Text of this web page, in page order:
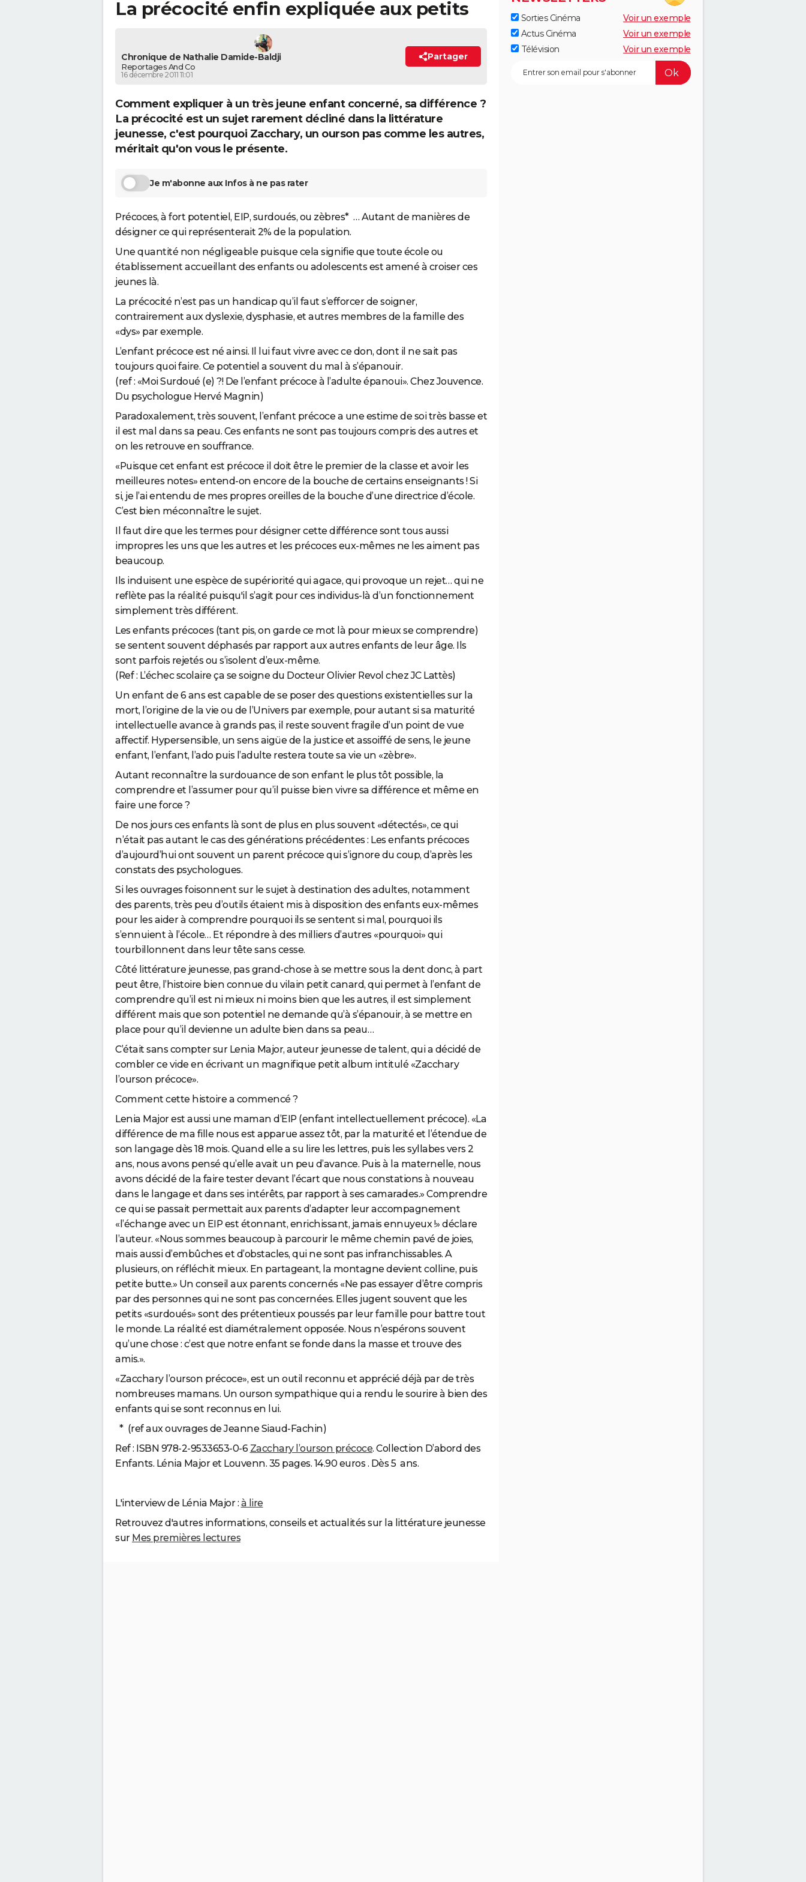
La précocité enfin expliquée aux petits
Chronique de Nathalie Damide-Baldji
Reportages And Co
16 décembre 2011 11:01
Partager
Comment expliquer à un très jeune enfant concerné, sa différence ?
La précocité est un sujet rarement décliné dans la littérature
jeunesse, c'est pourquoi Zacchary, un ourson pas comme les autres,
méritait qu'on vous le présente.
Je m'abonne aux Infos à ne pas rater
Précoces, à fort potentiel, EIP, surdoués, ou zèbres* … Autant de manières de
désigner ce qui représenterait 2% de la population.
Une quantité non négligeable puisque cela signifie que toute école ou
établissement accueillant des enfants ou adolescents est amené à croiser ces
jeunes là.
La précocité n’est pas un handicap qu’il faut s’efforcer de soigner,
contrairement aux dyslexie, dysphasie, et autres membres de la famille des
«dys» par exemple.
L’enfant précoce est né ainsi. Il lui faut vivre avec ce don, dont il ne sait pas
toujoursquoi faire. Ce potentiel a souvent du mal à s’épanouir.
(ref : «Moi Surdoué (e) ?! De l’enfant précoce à l’adulte épanoui». Chez Jouvence.
Du psychologue Hervé Magnin)
Paradoxalement, très souvent, l’enfant précoce a une estime de soi très basse et
il est mal dans sa peau. Ces enfants ne sont pas toujours compris des autreset
on les retrouve en souffrance.
«Puisque cet enfant est précoce il doit être le premier de la classe et avoir les
meilleures notes» entend-on encore de la bouche de certains enseignants ! Si
si, je l’ai entendu de mes propres oreilles de la bouche d’une directrice d’école.
C’est bien méconnaître le sujet.
Il faut dire que les termes pour désigner cette différence sont tous aussi
impropres les uns que les autreset les précoces eux-mêmes ne les aiment pas
beaucoup.
Ils induisent une espèce de supériorité qui agace, qui provoque un rejet… qui ne
reflète pas la réalité puisqu'il s’agit pour ces individus-là d’un fonctionnement
simplement très différent.
Les enfants précoces (tant pis, on garde ce mot là pour mieux se comprendre)
se sentent souvent déphasés par rapport aux autres enfants de leur âge. Ils
sont parfois rejetés ou s’isolent d’eux-même.
(Ref : L’échec scolaire ça se soigne du Docteur Olivier Revol chez JC Lattès)
Un enfant de 6 ans est capable de se poser des questions existentielles sur la
mort, l’origine de la vie ou de l’Univers par exemple, pour autant si sa maturité
intellectuelle avance à grands pas, il reste souvent fragile d’un point de vue
affectif. Hypersensible, un sens aigüe de la justice et assoiffé de sens, le jeune
enfant, l’enfant, l’ado puis l’adulte restera toute sa vie un «zèbre».
Autant reconnaître la surdouance de son enfant le plus tôt possible, la
comprendre et l’assumer pour qu’il puisse bien vivre sa différence et même en
faire une force ?
De nos jours ces enfants là sont de plus en plus souvent «détectés», ce qui
n’était pas autant le cas des générations précédentes : Les enfants précoces
d’aujourd’hui ont souvent un parent précoce qui s’ignore du coup, d’après les
constats des psychologues.
Si les ouvrages foisonnent sur le sujet à destination des adultes, notamment
des parents, très peu d’outils étaient mis à disposition des enfants eux-mêmes
pour les aider à comprendre pourquoi ils se sentent si mal, pourquoi ils
s’ennuient à l’école… Et répondre à des milliers d’autres «pourquoi» qui
tourbillonnent dans leur tête sans cesse.
Côté littérature jeunesse, pas grand-chose à se mettre sous la dent donc, à part
peut être, l’histoire bien connue du vilain petit canard, qui permet à l’enfant de
comprendre qu’il est ni mieux ni moins bien que les autres, il est simplement
différent mais que son potentiel ne demande qu’à s’épanouir, à se mettre en
place pour qu’il devienne un adulte bien dans sa peau…
C’était sans compter sur Lenia Major, auteur jeunesse de talent, qui a décidé de
combler ce vide en écrivant un magnifique petit album intitulé «Zacchary
l’ourson précoce».
Comment cette histoire a commencé ?
Lenia Major est aussi une maman d’EIP (enfant intellectuellement précoce). «La
différence de ma fille nous est apparue assez tôt, par la maturitéet l’étendue de
son langage dès 18 mois. Quand elle a su lire les l ettres, puis les syllabes vers 2
ans, nous avons pensé qu’elle avait un peu d’avance. Puis à la maternelle, nous
avons décidé de la faire tester devant l’écart que nous constations à nouveau
dans le langage et dans ses intérêts, par rapport à ses camarades.» Comprendre
ce qui se passait permettait aux parents d’adapter leuraccompagnement
«l’échange avec un EIP est étonnant, enrichissant, jamais ennuyeux !» déclare
l’auteur. «Nous sommes beaucoup à parcourir le même chemin pavé de joies,
mais aussi d’embûcheset d’obstacles, qui ne sont pas infranchissables. A
plusieurs, on réfléchit mieux. En partageant, la montagne devient colline, puis
petite butte.» Un conseil aux parents concernés «Ne pas essayer d’être compris
par des personnes qui ne sont pas concernées. Elles jugent souvent que les
petits «surdoués» sont des prétentieux poussés par leur famille pour battre tout
le monde. La réalité est diamétralement opposée. Nous n’espérons souvent
qu’une chose : c’est que notre enfant se fonde dans la masse et trouve des
amis.».
«Zacchary l’ourson précoce», est un outil reconnu et apprécié déjà par de très
nombreuses mamans. Un ourson sympathique qui a rendu le sourire à bien des
enfants qui se sont reconnus en lui.
* (ref aux ouvrages de Jeanne Siaud-Fachin)
Ref : ISBN 978-2-9533653-0-6 Zacchary l’ourson précoce. Collection D’abord des
Enfants. Lénia Majoret Louvenn. 35 pages. 14.90 euros . Dès 5 ans.
L'interview de Lénia Major : à lire
Retrouvez d'autres informations, conseilset actualitéssur la littérature jeunesse
sur Mes premières lectures
Sorties Cinéma
Voir un exemple
Actus Cinéma
Voir un exemple
Télévision
Voir un exemple